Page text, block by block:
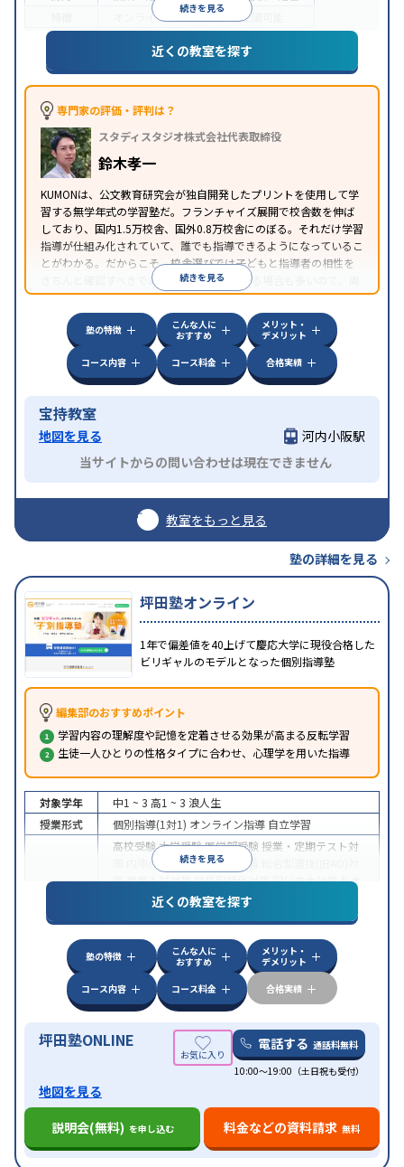
続きを見る
オンライン対応1科目から受講可能
近くの教室を探す
専門家の評価・評判は？
スタディスタジオ株式会社代表取締役
鈴木孝一
KUMONは、公文教育研究会が独自開発したプリントを使用して学
習する無学年式の学習塾だ。フランチャイズ展開で校舎数を伸ば
しており、国内1.5万校舎、国外0.8万校舎にのぼる。それだけ学習
指導が仕組み化されていて、誰でも指導できるようになっているこ
とがわかる。だからこそ、校舎選びでは子どもと指導者の相性を
きちんと確認すべきである。近所に2校舎ある場合も多いので、両
方見学してみることをオススメする。
続きを見る
塾の特徴
こんな人に
おすすめ
メリット・
デメリット
コース内容
コース料金 合格実績
宝持教室
地図を見る
河内小阪駅
当サイトからの問い合わせは現在できません
教室をもっと見る
塾の詳細を見る
坪田塾オンライン
1年で偏差値を40上げて慶応大学に現役合格した
ビリギャルのモデルとなった個別指導塾
編集部のおすすめポイント
学習内容の理解度や記憶を定着させる効果が高まる反転学習
生徒一人ひとりの性格タイプに合わせ、心理学を用いた指導
続きを見る
対象学年 中1 ~ 3 高1 ~ 3 浪人生
授業形式
個別指導(1対1) オンライン指導 自立学習
高校受験大学受験医学部受験 授業・定期テスト対
内申点対策学習習慣の定着
策推薦入試対策学校別特化対策国公立大対策私大
共通テスト対策英検(英語検定)対策
その
特徴
中高一貫校生に対応授業の振替可能 不登校生に対
学習にPC・タブレットを利用オンライン対応
科目から受講可能季節講習のみの受講可発達障害
の子どもに対応
近くの教室を探す
塾の特徴
こんな人に
おすすめ
メリット・
デメリット
コース内容
コース料金 合格実績
坪田塾ONLINE 電話する 通話料無料
10:00～19:00（土日祝も受付）
地図を見る
説明会(無料) を申し込む 料金などの資料請求 無料